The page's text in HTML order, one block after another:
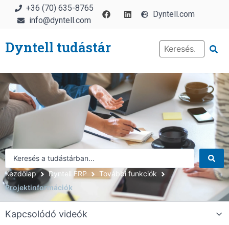
+36 (70) 635-8765
info@dyntell.com
Dyntell.com
Dyntell tudástár
Kezdőlap Dyntell ERP
További funkciók
Projektinformációk
Kapcsolódó videók